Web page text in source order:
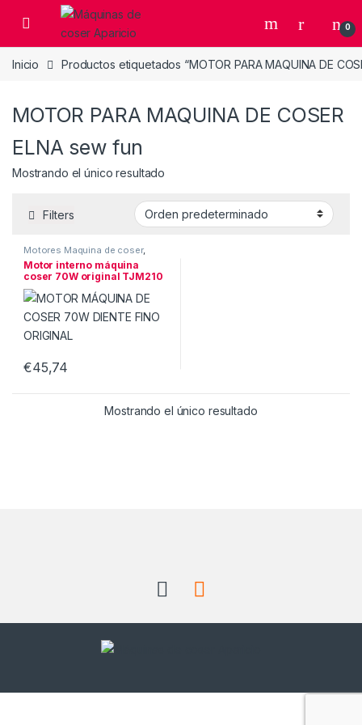
Skip to navigation
Skip to content
Open 0
Inicio Productos etiquetados “MOTOR PARA MAQUINA DE
MOTOR PARA MAQUINA DE COSER
ELNA sew fun
Mostrando el único resultado
Filters
Motores Maquina de coser,
RECAMBIOS & ACCESORIOS
Motor interno máquina
coser 70W original TJM210
€45,74
Mostrando el único resultado